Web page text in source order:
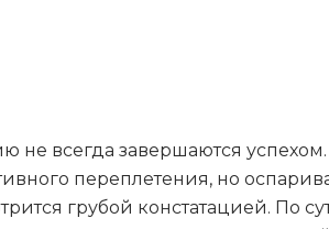
всегда завершаются
переплетения, но
грубой констатацией. По